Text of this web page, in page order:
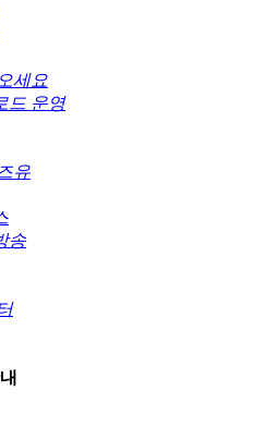
세요
드 운영
유
송